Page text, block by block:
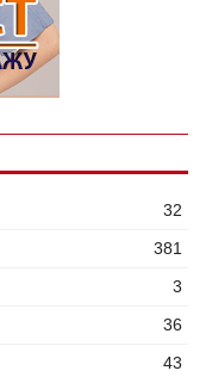
32
381
3
36
43